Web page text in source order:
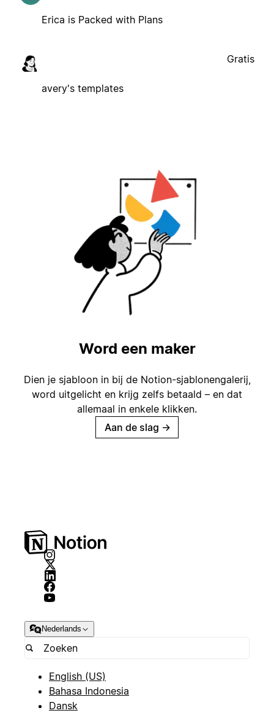
Erica is Packed with Plans
avery's templates
Gratis
Word een maker
Dien je sjabloon in bij de Notion-sjablonengalerij,
word uitgelicht en krijg zelfs betaald – en dat
allemaal in enkele klikken.
Aan de slag →
Nederlands
English (US)
Bahasa Indonesia
Dansk